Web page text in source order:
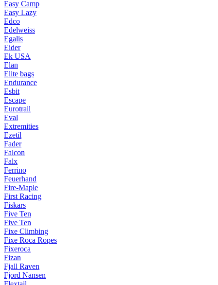
Easy Camp
Easy Lazy
Edco
Edelweiss
Egalis
Eider
Ek USA
Elan
Elite bags
Endurance
Esbit
Escape
Eurotrail
Eval
Extremities
Ezetil
Fader
Falcon
Falx
Ferrino
Feuerhand
Fire-Maple
First Racing
Fiskars
Five Ten
Five Ten
Fixe Climbing
Fixe Roca Ropes
Fixeroca
Fizan
Fjall Raven
Fjord Nansen